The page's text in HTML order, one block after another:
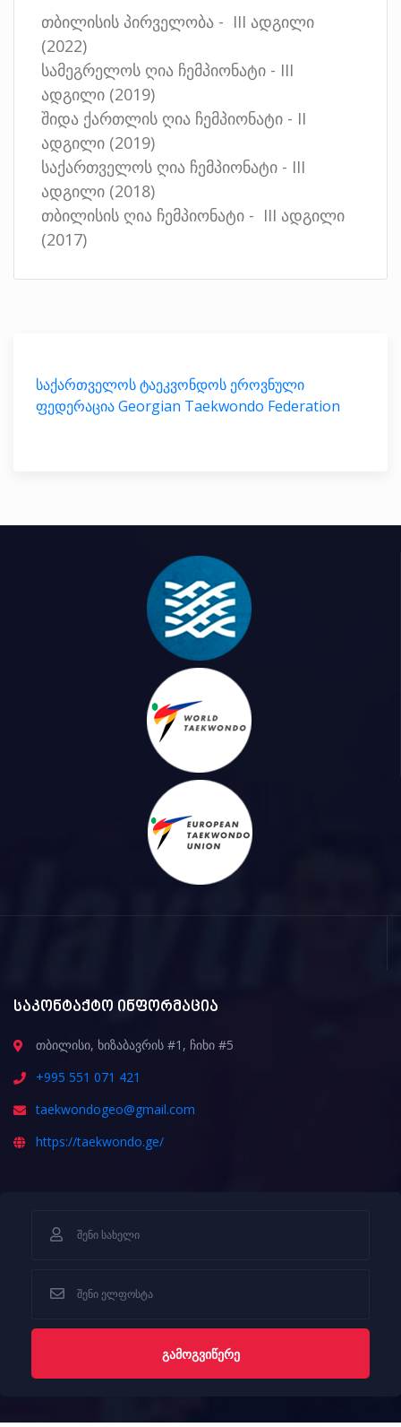
თბილისის პირველობა - III ადგილი
(2022)
სამეგრელოს ღია ჩემპიონატი - III
ადგილი (2019)
შიდა ქართლის ღია ჩემპიონატი - II
ადგილი (2019)
საქართველოს ღია ჩემპიონატი - III
ადგილი (2018)
თბილისის ღია ჩემპიონატი - III ადგილი
(2017)
საქართველოს ტაეკვონდოს ეროვნული
ფედერაცია Georgian Taekwondo Federation
საკონტაქტო ინფორმაცია
თბილისი, ხიზაბავრის #1, ჩიხი #5
+995 551 071 421
taekwondogeo@gmail.com
https://taekwondo.ge/
ᲒᲐᲛᲝᲒᲕᲘᲬᲔᲠᲔ